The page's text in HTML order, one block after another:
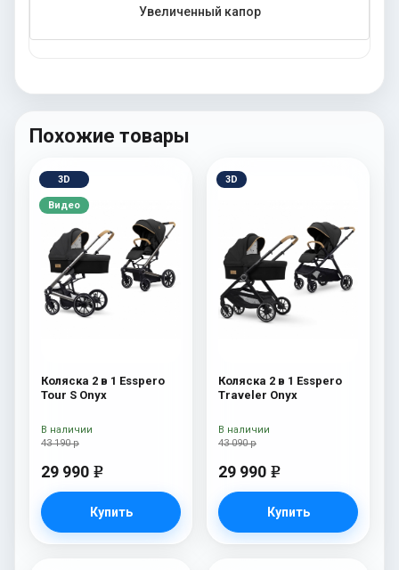
Увеличенный капор
Похожие товары
3D
Видео
Коляска 2 в 1 Esspero
Tour S Onyx
43 190 р
29 990 e
Купить
В наличии
3D
Коляска 2 в 1 Esspero
Traveler Onyx
43 090 р
29 990 e
Купить
В наличии